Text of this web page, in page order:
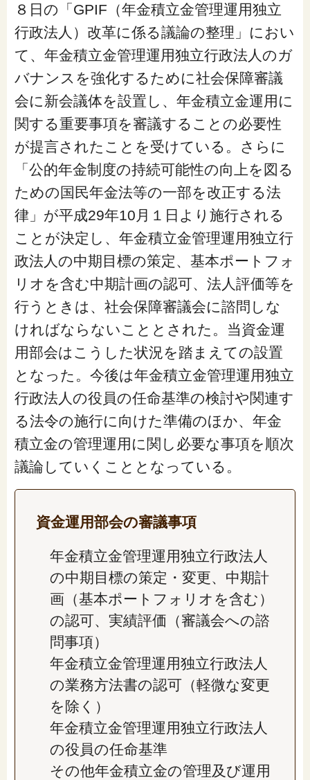
「年金」に関する記事
「健康」に関する記事
「終活」に関する記事
「家計」に関する記事
「暮らし」に関する記事
くらしすとについて
協会事業案内
プライバシーポリシー（個人情報保護方針）
サイトマップ
閉じる
８日の「GPIF（年金積立金管理運用独立
行政法人）改革に係る議論の整理」におい
て、年金積立金管理運用独立行政法人のガ
バナンスを強化するために社会保障審議
会に新会議体を設置し、年金積立金運用に
関する重要事項を審議することの必要性
が提言されたことを受けている。さらに
「公的年金制度の持続可能性の向上を図る
ための国民年金法等の一部を改正する法
律」が平成29年10月１日より施行される
ことが決定し、年金積立金管理運用独立行
政法人の中期目標の策定、基本ポートフォ
リオを含む中期計画の認可、法人評価等を
行うときは、社会保障審議会に諮問しな
ければならないこととされた。当資金運
用部会はこうした状況を踏まえての設置
となった。今後は年金積立金管理運用独立
行政法人の役員の任命基準の検討や関連す
る法令の施行に向けた準備のほか、年金
積立金の管理運用に関し必要な事項を順次
議論していくこととなっている。
資金運用部会の審議事項
年金積立金管理運用独立行政法人
の中期目標の策定・変更、中期計
画（基本ポートフォリオを含む）
の認可、実績評価（審議会への諮
問事項）
年金積立金管理運用独立行政法人
の業務方法書の認可（軽微な変更
を除く）
年金積立金管理運用独立行政法人
の役員の任命基準
その他年金積立金の管理及び運用